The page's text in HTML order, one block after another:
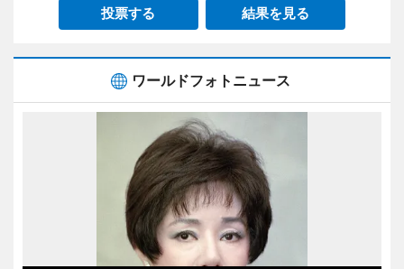
投票する 結果を見る
ワールドフォトニュース